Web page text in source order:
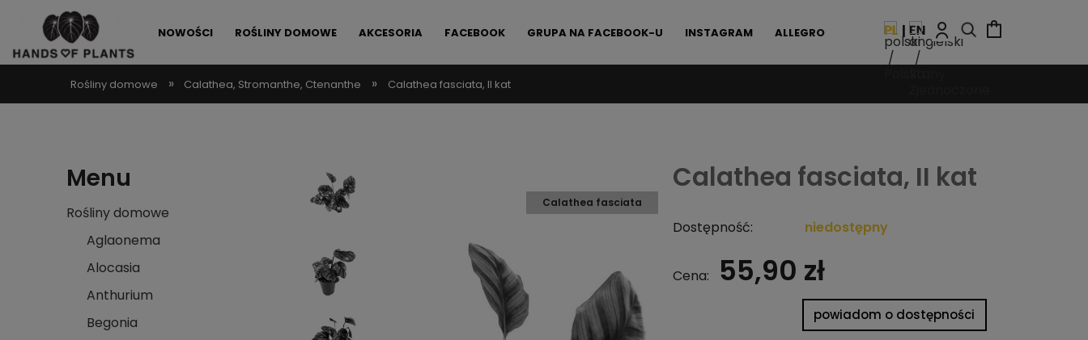
NOWOŚCI ROŚLINY DOMOWE AKCESORIA FACEBOOK GRUPA NA FACEBOOK-U INSTAGRAM ALLEGRO
ALLEGRO LOKALNIE PROMOCJE FAQ KONTAKT
Rośliny domowe » Calathea, Stromanthe, Ctenanthe » Calathea fasciata, II kat
Menu
Rośliny domowe
Aglaonema
Alocasia
Anthurium
Begonia
Calathea fasciata
Calathea fasciata, II kat
Dostępność: niedostępny
Cena: 55,90 zł
powiadom o dostępności